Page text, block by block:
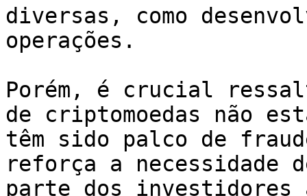
diversas, como
operações.
Porém, é crucial
de criptomoedas não
têm sido palco de
reforça a necessidade
parte dos investidores